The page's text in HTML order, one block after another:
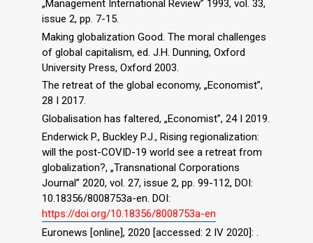
„Management International Review” 1993, vol. 33,
issue 2, pp. 7-15.
Making globalization Good. The moral challenges
of global capitalism, ed. J.H. Dunning, Oxford
University Press, Oxford 2003.
The retreat of the global economy, „Economist”,
28 I 2017.
Globalisation has faltered, „Economist”, 24 I 2019.
Enderwick P., Buckley P.J., Rising regionalization:
will the post-COVID-19 world see a retreat from
globalization?, „Transnational Corporations
Journal” 2020, vol. 27, issue 2, pp. 99-112, DOI:
10.18356/8008753a-en. DOI:
https://doi.org/10.18356/8008753a-en
Euronews [online], 2020 [accessed: 2 IV 2020]: .